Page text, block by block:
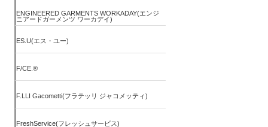
ENGINEERED GARMENTS WORKADAY(エンジ
ニアードガーメンツ ワーカデイ)
ES.U(エス・ユー)
F/CE.®
F.LLI Gacometti(フラテッリ ジャコメッティ)
FreshService(フレッシュサービス)